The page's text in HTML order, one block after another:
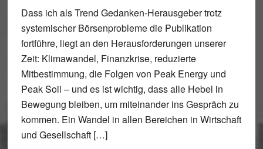
Dass ich als Trend Gedanken-Herausgeber trotz
systemischer Börsenprobleme die Publikation
fortführe, liegt an den Herausforderungen unserer
Zeit: Klimawandel, Finanzkrise, reduzierte
Mitbestimmung, die Folgen von Peak Energy und
Peak Soil – und es ist wichtig, dass alle Hebel in
Bewegung bleiben, um miteinander ins Gespräch zu
kommen. Ein Wandel in allen Bereichen in Wirtschaft
und Gesellschaft […]